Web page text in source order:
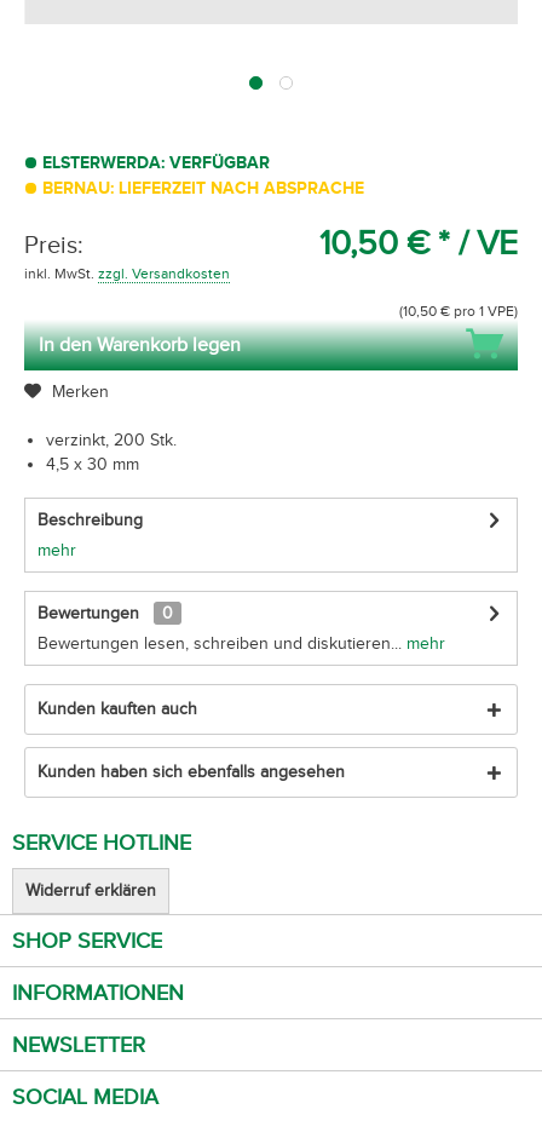
ELSTERWERDA: VERFÜGBAR
BERNAU: LIEFERZEIT NACH ABSPRACHE
Preis: 10,50 € * / VE
inkl. MwSt. zzgl. Versandkosten
(10,50 € pro 1 VPE)
In den Warenkorb legen
Merken
verzinkt, 200 Stk.
4,5 x 30 mm
Beschreibung
mehr
Bewertungen
0
Bewertungen lesen, schreiben und diskutieren... mehr
Kunden kauften auch
Kunden haben sich ebenfalls angesehen
SERVICE HOTLINE
Widerruf erklären
SHOP SERVICE
INFORMATIONEN
NEWSLETTER
SOCIAL MEDIA